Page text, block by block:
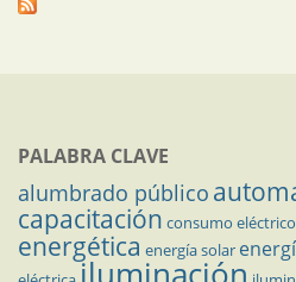
PALABRA CLAVE
alumbrado público
capacitación consumo eléctrico
energética energía solar